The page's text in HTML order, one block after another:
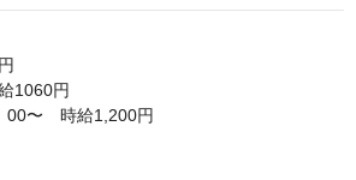
1060円
00〜　時給1,200円